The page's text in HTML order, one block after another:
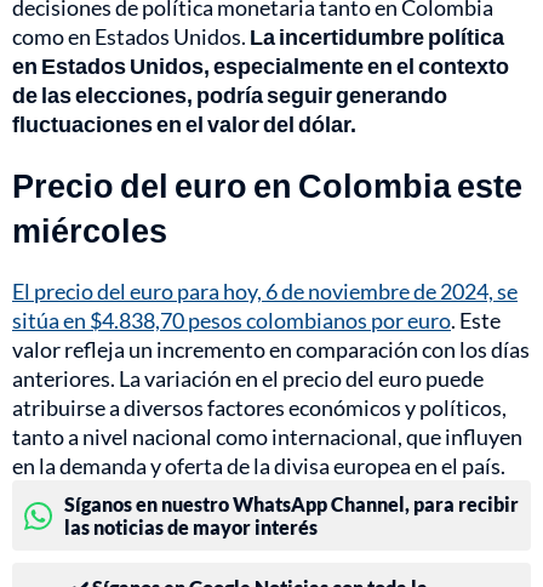
decisiones de política monetaria tanto en Colombia
como en Estados Unidos. La incertidumbre política
en Estados Unidos, especialmente en el contexto
de las elecciones, podría seguir generando
fluctuaciones en el valor del dólar.
Precio del euro en Colombia este
miércoles
El precio del euro para hoy, 6 de noviembre de 2024, se
sitúa en $4.838,70 pesos colombianos por euro. Este
valor refleja un incremento en comparación con los días
anteriores. La variación en el precio del euro puede
atribuirse a diversos factores económicos y políticos,
tanto a nivel nacional como internacional, que influyen
en la demanda y oferta de la divisa europea en el país.
Síganos en nuestro WhatsApp Channel, para recibir
las noticias de mayor interés